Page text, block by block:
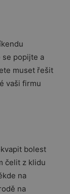
se popijte a
muset řešit
vaši firmu
bolest
čelit z klidu
na
na